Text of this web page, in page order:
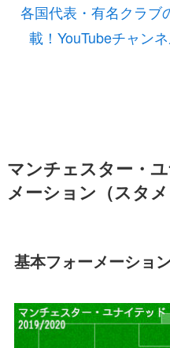
各国代表・有名クラブ
載！YouTubeチャン
マンチェスター・
メーション（スタメ
基本フォーメーション